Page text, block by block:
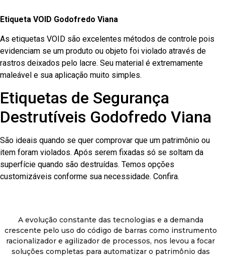
Etiqueta VOID Godofredo Viana
As etiquetas VOID são excelentes métodos de controle pois
evidenciam se um produto ou objeto foi violado através de
rastros deixados pelo lacre. Seu material é extremamente
maleável e sua aplicação muito simples.
Etiquetas de Segurança
Destrutíveis Godofredo Viana
São ideais quando se quer comprovar que um patrimônio ou
item foram violados. Após serem fixadas só se soltam da
superfície quando são destruídas. Temos opções
customizáveis conforme sua necessidade. Confira.
A evolução constante das tecnologias e a demanda
crescente pelo uso do código de barras como instrumento
racionalizador e agilizador de processos, nos levou a focar
soluções completas para automatizar o patrimônio das